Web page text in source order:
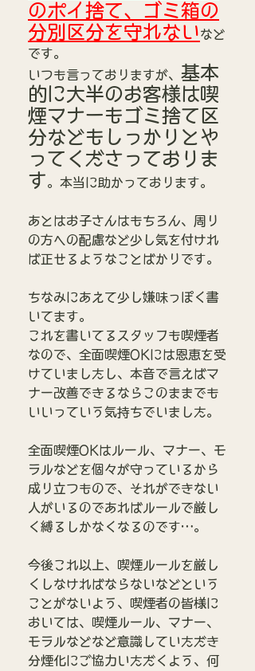
のポイ捨て、ゴミ箱の
分別区分を守れないなど
です。
いつも言っておりますが、 基本
的に大半のお客様は喫
煙マナーもゴミ捨て区
分などもしっかりとや
ってくださっておりま
す。本当に助かっております。
あとはお子さんはもちろん、周り
の方への配慮など少し気を付けれ
ば正せるようなことばかりです。
ちなみにあえて少し嫌味っぽく書
いてます。
これを書いてるスタッフも喫煙者
なので、全面喫煙OKには恩恵を受
けていましたし、本音で言えばマ
ナー改善できるならこのままでも
いいっていう気持ちでいました。
全面喫煙OKはルール、マナー、モ
ラルなどを個々が守っているから
成り立つもので、それができない
人がいるのであればルールで厳し
く縛るしかなくなるのです…。
今後これ以上、喫煙ルールを厳し
くしなければならないなどという
ことがないよう、喫煙者の皆様に
おいては、喫煙ルール、マナー、
モラルなどなど意識していただき
分煙化にご協力いただくよう、何